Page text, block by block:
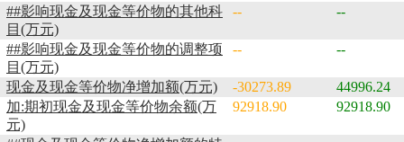
##影响现金及现金等价物的其他科
目(万元)
-- --
##影响现金及现金等价物的调整项
目(万元)
-- --
现金及现金等价物净增加额(万元) -30273.89
44996.24
加:期初现金及现金等价物余额(万
元)
92918.90 92918.90